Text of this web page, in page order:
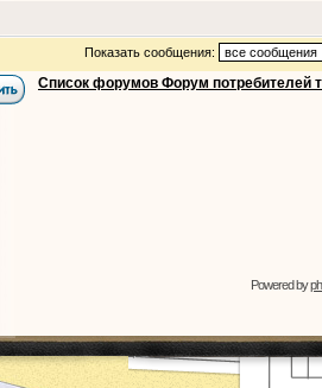
Показать сообщения:
Список форумов Форум потребителей
Powered by